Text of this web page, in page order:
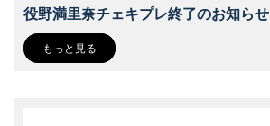
役野満里奈チェキプレ終了のお知らせ
もっと見る